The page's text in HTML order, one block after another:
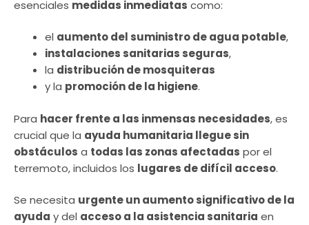
esenciales medidas inmediatas como:
el aumento del suministro de agua potable,
instalaciones sanitarias seguras,
la distribución de mosquiteras
y la promoción de la higiene.
Para hacer frente a las inmensas necesidades, es
crucial que la ayuda humanitaria llegue sin
obstáculos a todas las zonas afectadas por el
terremoto, incluidos los lugares de difícil acceso.
Se necesita urgente un aumento significativo de la
ayuda y del acceso a la asistencia sanitaria en